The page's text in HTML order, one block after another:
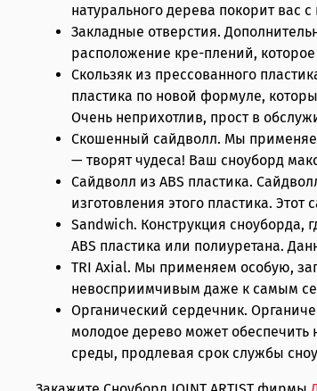
натурального дерева покорит вас
Закладные отверстия.
расположение кре-плений,
Скользяк из прессованного
пластика по новой формуле,
Очень неприхотлив, прост в
Скошенный сайдволл. Мы
— творят чудеса! Ваш сноуборд
Сайдволл из ABS пластика.
изготовления этого пластика.
Sandwich. Конструкция сноуборда,
ABS пластика или полиуретана.
TRI Axial. Мы применяем особую,
невосприимчивым даже к самым
Органический сердечник.
молодое дерево может обеспечить
среды, продлевая срок службы